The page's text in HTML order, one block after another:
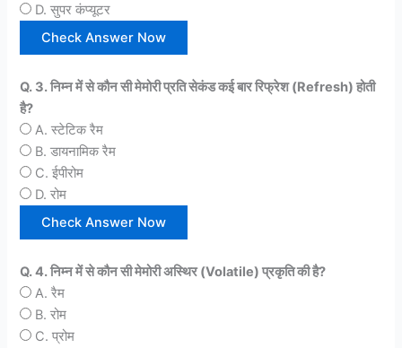
D. सुपर कंप्यूटर
Q. 3. निम्न में से कौन सी मेमोरी प्रति सेकंड कई बार रिफ्रेश (Refresh) होती
है?
A. स्टेटिक रैम
B. डायनामिक रैम
C. ईपीरोम
D. रोम
Q. 4. निम्न में से कौन सी मेमोरी अस्थिर (Volatile) प्रकृति की है?
A. रैम
B. रोम
C. प्रोम